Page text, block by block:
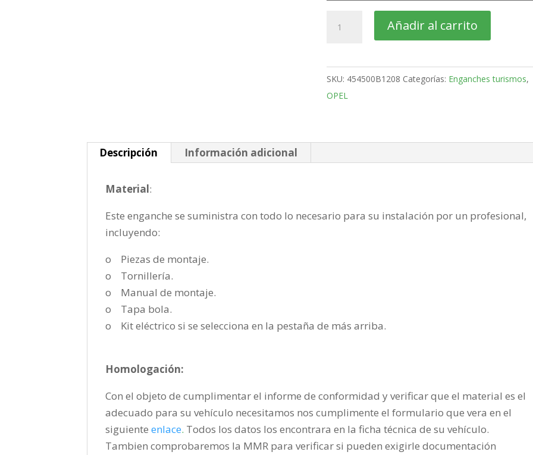
Zafira
Bola
desmontable
horizontal
Añadir al carrito
SKU: 454500B1208 Categorías: Enganches turismos,
OPEL
Descripción Información adicional
Material:
Este enganche se suministra con todo lo necesario para su instalación por un profesional,
incluyendo:
o Piezas de montaje.
o Tornillería.
o Manual de montaje.
o Tapa bola.
o Kit eléctrico si se selecciona en la pestaña de más arriba.
Homologación:
Con el objeto de cumplimentar el informe de conformidad y verificar que el material es el
adecuado para su vehículo necesitamos nos cumplimente el formulario que vera en el
siguienteenlace. Todos los datos los encontrara en la ficha técnica de su vehículo.
Tambien comprobaremos la MMR para verificar si pueden exigirle documentación